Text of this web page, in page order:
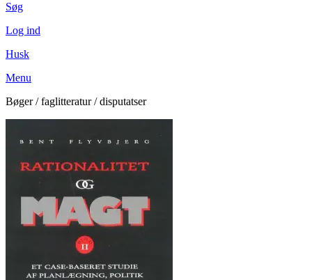
Søg
Log ind
Husk
Menu
Bøger / faglitteratur / disputatser